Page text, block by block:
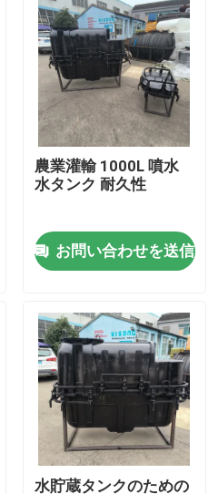
農業灌輸 1000L 噴水
水タンク 耐久性
お問い合わせを送信
水貯蔵タンクのための